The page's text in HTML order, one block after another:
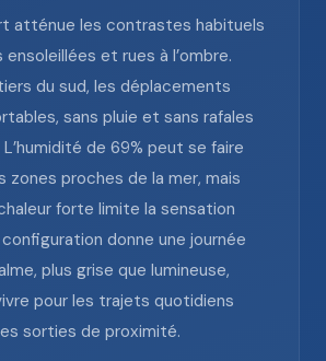
atténue les contrastes habituels
et rues à l’ombre.
du sud, les déplacements
sans pluie et sans rafales
de 69% peut se faire
zones proches de la mer, mais
forte limite la sensation
donne une journée
plus grise que lumineuse,
pour les trajets quotidiens
sorties de proximité.